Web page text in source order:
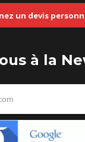
un devis
à la